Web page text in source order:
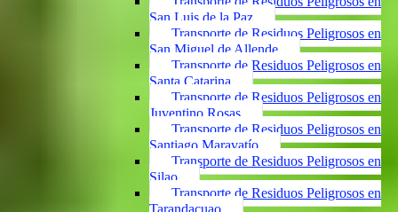
San Luis de la Paz
Transporte de Residuos Peligrosos en
San Miguel de Allende
Transporte de Residuos Peligrosos en
Santa Catarina
Transporte de Residuos Peligrosos en
Juventino Rosas
Transporte de Residuos Peligrosos en
Santiago Maravatío
Transporte de Residuos Peligrosos en
Silao
Transporte de Residuos Peligrosos en
Tarandacuao